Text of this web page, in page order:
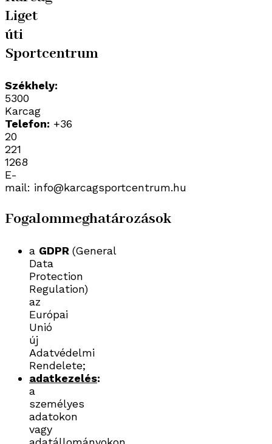
Liget
úti
Sportcentrum
Székhely:
5300
Karcag
Telefon: +36
20
221
1268
E-
mail: info@karcagsportcentrum.hu
Fogalommeghatározások
a GDPR (General
Data
Protection
Regulation)
az
Európai
Unió
új
Adatvédelmi
Rendelete;
adatkezelés:
a
személyes
adatokon
vagy